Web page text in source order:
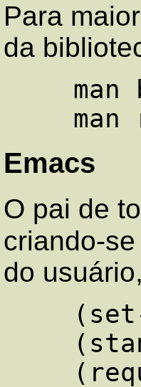
Para
da
Emacs
O pai de
criando-
do